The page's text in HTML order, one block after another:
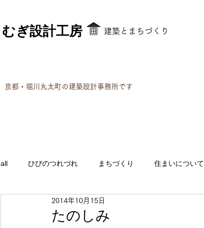
むぎ設計工房 ​建築とまちづくり
京都・堀川丸太町の建築設計事務所です
all ひびのつれづれ まちづくり 住まいについて
たのしみ
2014年10月15日